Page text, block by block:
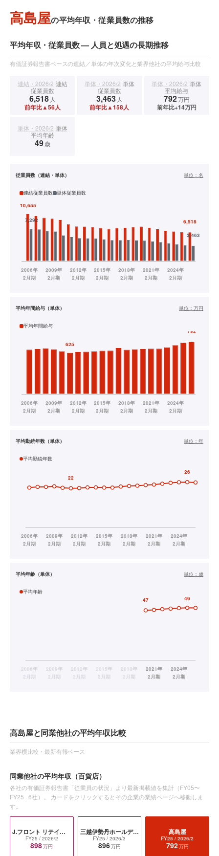
高島屋の平均年収・従業員数の推移
平均年収・従業員数 — 人員と処遇の長期推移
有価証券報告書ベースの連結／単体の年次変化と業界他社の平均給与比較
連結・2026/2 連結
従業員数
6,518 人
前年比▲56人
単体・2026/2 単体
従業員数
3,463 人
前年比▲158人
単体・2026/2 単体
平均給与
792万円
前年比+14万円
単体・2026/2 単体
平均年齢
49歳
従業員数（連結・単体） 単位： 名
連結従業員数 単体従業員数
平均年間給与（単体） 単位： 万円
平均年間給与
平均勤続年数（単体） 単位： 年
平均勤続年数
平均年齢（単体） 単位： 歳
平均年齢
高島屋と同業他社の平均年収比較
業界横比較・最新有報ベース
同業他社の平均年収 （百貨店）
各社の有価証券報告書「従業員の状況」より最新掲載値を集計（FY05〜
FY25 · 6社）。 カードをクリックするとその企業の業績ページへ移動しま
す。
J.フロント リテイリング
FY25 / 2026/2
898万円
三越伊勢丹ホールディングス
FY25 / 2026/3
896万円
高島屋
FY25 / 2026/2
792万円